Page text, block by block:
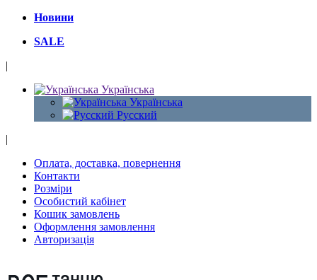
Новини
SALE
|
Українська
Українська
Русский
|
Оплата, доставка, повернення
Контакти
Розміри
Особистий кабінет
Кошик замовлень
Оформлення замовлення
Авторизація